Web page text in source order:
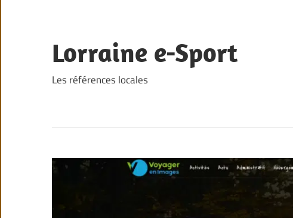
content
Lorraine e-Sport
Les références locales